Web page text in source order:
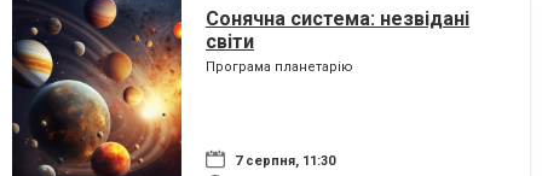
Сонячна система: незвідані
світи
Програма планетарію
7 серпня, 11:30